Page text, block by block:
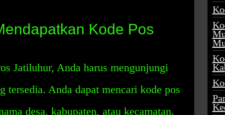
Kode Pos
Jatiluhur, Anda harus mengunjungi
tersedia. Anda dapat mencari kode pos
desa, kabupaten, atau kecamatan.